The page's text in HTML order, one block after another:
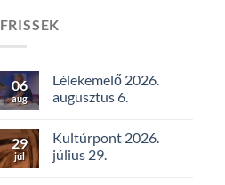
FRISSEK
06
aug
Lélekemelő 2026.
augusztus 6.
29
júl
Kultúrpont 2026.
július 29.